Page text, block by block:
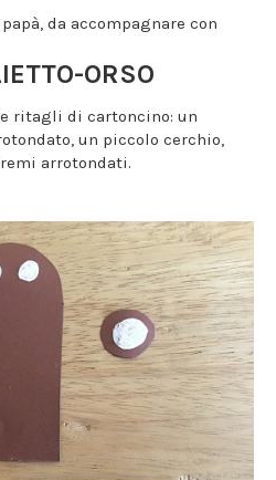
da accompagnare con
ORSO
ritagli di cartoncino: un
un piccolo cerchio,
arrotondati.